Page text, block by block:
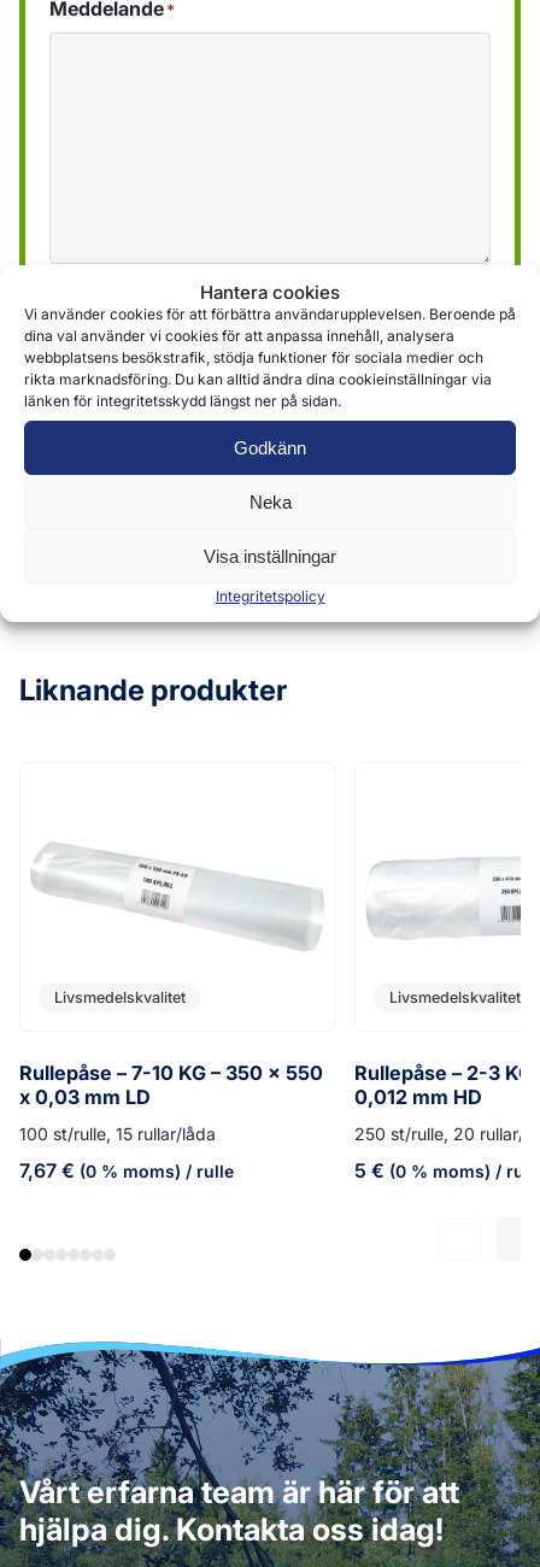
Hantera cookies
Vi använder cookies för att förbättra användarupplevelsen. Beroende på
dina val använder vi cookies för att anpassa innehåll, analysera
webbplatsens besökstrafik, stödja funktioner för sociala medier och
rikta marknadsföring. Du kan alltid ändra dina cookieinställningar via
länken för integritetsskydd längst ner på sidan.
Godkänn
Neka
Visa inställningar
Integritetspolicy
Meddelande*
Vi använder den information som erhålls via
formuläret för att tillhandahålla och leverera våra
tjänster. Mer information hittar du ivår
integritetspolicy »
Skicka
Liknande produkter
Livsmedelskvalitet
Rullepåse – 7-10 KG – 350 x 550
x 0,03 mm LD
100 st/rulle, 15 rullar/låda
7,67 € (0 % moms) / rulle
Livsmedelskvalitet
Rullepåse – 2-3 KG
0,012 mm HD
250 st/rulle, 20 rullar/
5 € (0 % moms) /
Vårt erfarna team är här för att
hjälpa dig. Kontakta oss idag!